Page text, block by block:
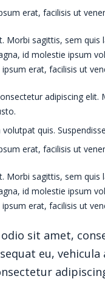
erat, facilisis ut
sagittis, sem
id molestie ipsum
erat, facilisis ut
adipiscing elit.
quis.
erat, facilisis ut
sagittis, sem
id molestie ipsum
erat, facilisis ut
sit amet,
eu,